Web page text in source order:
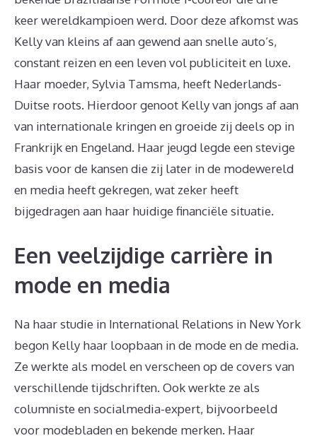
keer wereldkampioen werd. Door deze afkomst was
Kelly van kleins af aan gewend aan snelle auto’s,
constant reizen en een leven vol publiciteit en luxe.
Haar moeder, Sylvia Tamsma, heeft Nederlands-
Duitse roots. Hierdoor genoot Kelly van jongs af aan
van internationale kringen en groeide zij deels op in
Frankrijk en Engeland. Haar jeugd legde een stevige
basis voor de kansen die zij later in de modewereld
en media heeft gekregen, wat zeker heeft
bijgedragen aan haar huidige financiële situatie.
Een veelzijdige carrière in
mode en media
Na haar studie in International Relations in New York
begon Kelly haar loopbaan in de mode en de media.
Ze werkte als model en verscheen op de covers van
verschillende tijdschriften. Ook werkte ze als
columniste en socialmedia-expert, bijvoorbeeld
voor modebladen en bekende merken. Haar